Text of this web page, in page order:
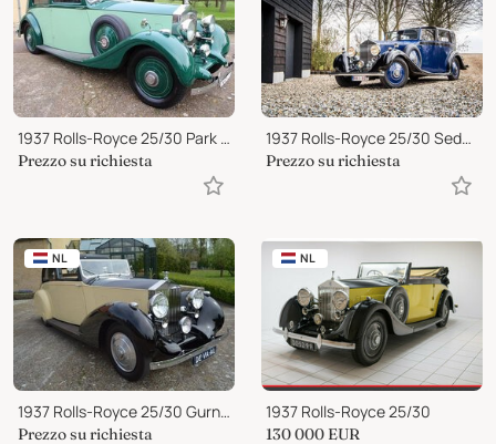
1937 Rolls-Royce 25/30 Park Ward Touring Limousine
Prezzo su richiesta
1937 Rolls-Royce 25/30 Sedanca de Ville
Prezzo su richiesta
NL
1937 Rolls-Royce 25/30 Gurney Nutting Sedanca de V.
Prezzo su richiesta
NL
1937 Rolls-Royce 25/30
130 000 EUR